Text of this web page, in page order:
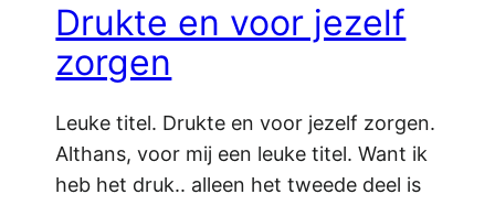
Drukte en voor jezelf
zorgen
Leuke titel. Drukte en voor jezelf zorgen.
Althans, voor mij een leuke titel. Want ik
heb het druk.. alleen het tweede deel is